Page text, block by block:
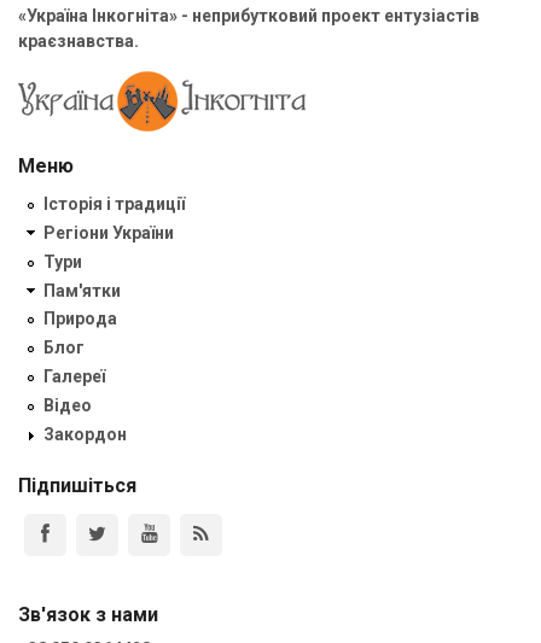
«Україна Інкогніта» - неприбутковий проект ентузіастів
краєзнавства.
Меню
Історія і традиції
Регіони України
Тури
Пам'ятки
Природа
Блог
Галереї
Відео
Закордон
Підпишіться
Зв'язок з нами